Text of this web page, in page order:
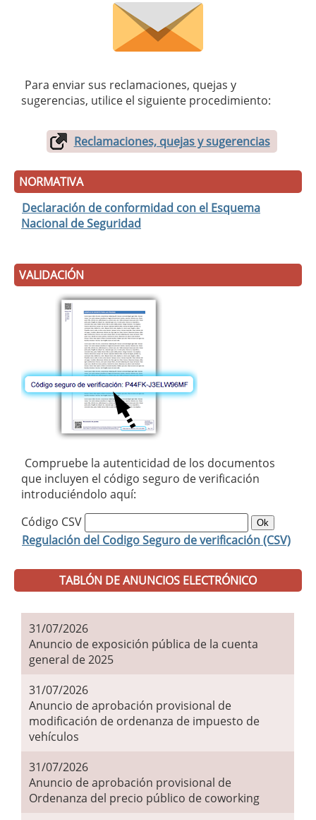
Para enviar sus reclamaciones, quejas y
sugerencias, utilice el siguiente procedimiento:
Reclamaciones, quejas y sugerencias
NORMATIVA
Declaración de conformidad con el Esquema
Nacional de Seguridad
VALIDACIÓN
Compruebe la autenticidad de los documentos
que incluyen el código seguro de verificación
introduciéndolo aquí:
Código CSV
Regulación del Codigo Seguro de verificación (CSV)
TABLÓN DE ANUNCIOS ELECTRÓNICO
31/07/2026
Anuncio de exposición pública de la cuenta
general de 2025
31/07/2026
Anuncio de aprobación provisional de
modificación de ordenanza de impuesto de
vehículos
31/07/2026
Anuncio de aprobación provisional de
Ordenanza del precio público de coworking